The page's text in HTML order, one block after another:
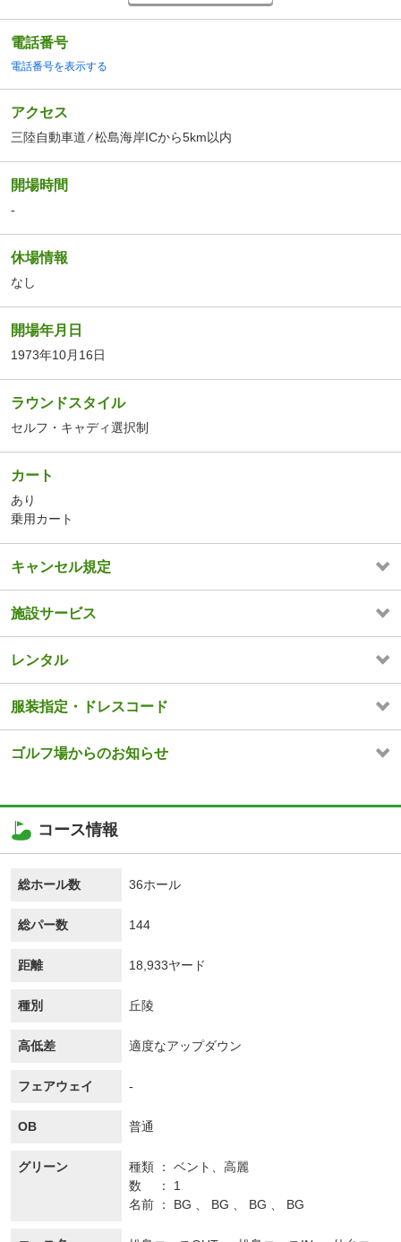
電話番号
電話番号を表示する
アクセス
三陸自動車道 ⁄ 松島海岸ICから5km以内
開場時間
-
休場情報
なし
開場年月日
1973年10月16日
ラウンドスタイル
セルフ・キャディ選択制
カート
あり
乗用カート
キャンセル規定
施設サービス
レンタル
服装指定・ドレスコード
ゴルフ場からのお知らせ
コース情報
総ホール数 36ホール
総パー数 144
距離 18,933ヤード
種別 丘陵
高低差 適度なアップダウン
フェアウェイ -
OB 普通
グリーン 種類 ベント、高麗
数
1
名前
BG 、 BG 、 BG 、 BG